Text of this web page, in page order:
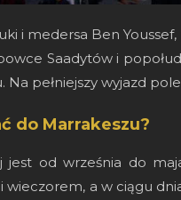
i medersa Ben
Saadytów i
Na pełniejszy wyjazd
do Marrakeszu?
jest od września do
wieczorem, a w ciągu